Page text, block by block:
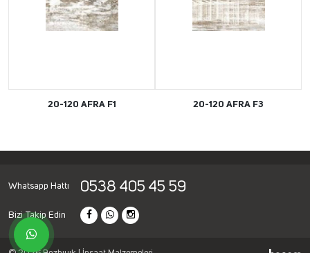
20-120 AFRA F1 20-120 AFRA F3
Whatsapp Hattı 0538 405 45 59
Bizi Takip Edin